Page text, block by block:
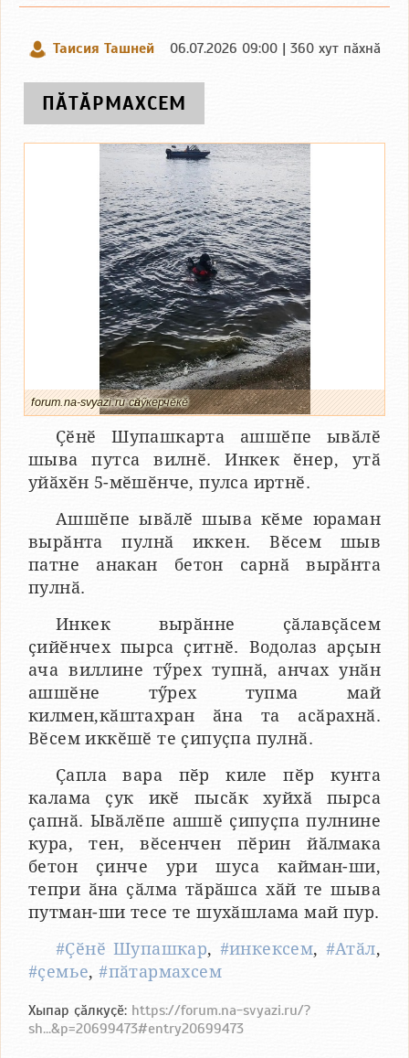
Таисия Ташней 06.07.2026 09:00 | 360 хут пӑхнӑ
ПӐТӐРМАХСЕМ
forum.na-svyazi.ru сӑнӳкерчӗкӗ
Ҫӗнӗ Шупашкарта ашшӗпе ывӑлӗ
шыва путса вилнӗ. Инкек ӗнер, утӑ
уйӑхӗн 5-мӗшӗнче, пулса иртнӗ.
Ашшӗпе ывӑлӗ шыва кӗме юраман
вырӑнта пулнӑ иккен. Вӗсем шыв
патне анакан бетон сарнӑ вырӑнта
пулнӑ.
Инкек вырӑнне ҫӑлавҫӑсем
ҫийӗнчех пырса ҫитнӗ. Водолаз арҫын
ача виллине тӳрех тупнӑ, анчах унӑн
ашшӗне тӳрех тупма май
килмен,кӑштахран ӑна та асӑрахнӑ.
Вӗсем иккӗшӗ те ҫипуҫпа пулнӑ.
Ҫапла вара пӗр киле пӗр кунта
калама ҫук икӗ пысӑк хуйхӑ пырса
ҫапнӑ. Ывӑлӗпе ашшӗ ҫипуҫпа пулнине
кура, тен, вӗсенчен пӗрин йӑлмака
бетон ҫинче ури шуса кайман-ши,
тепри ӑна ҫӑлма тӑрӑшса хӑй те шыва
путман-ши тесе те шухӑшлама май пур.
#Ҫӗнӗ Шупашкар, #инкексем, #Атӑл,
#ҫемье,#пӑтармахсем
Хыпар ҫӑлкуҫӗ: https://forum.na-svyazi.ru/?
sh...&p=20699473#entry20699473